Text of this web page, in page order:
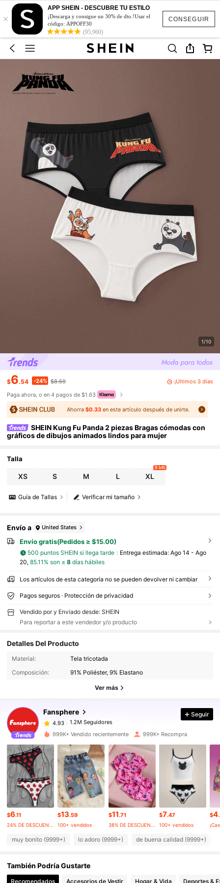
CONSEGUIR
×
APP SHEIN - DESCUBRE TU ESTILO
¡Descarga y consigue un 30% de dto.!Usar el
código: APPOFF30
(95,960)
1/10
$6.54 -24% $8.59
¡Últimos 3 días
Paga ahora, o en 4 pagos de $1.63
Ahorra $0.33en este artículo después de unirte.
SHEIN Kung Fu Panda 2 piezas Bragas cómodas con
gráficos de dibujos animados lindos para mujer
Talla
XS S M L XL
8 left
Verificar mi tamaño
Guía de Tallas
Envío a United States
Envío gratis(Pedidos ≥ $15.00)
500 puntos SHEIN si llega tarde Entrega estimada: Ago 14 - Ago
20, 85.11% son ≤ 8días hábiles
Los artículos de esta categoría no se pueden devolver ni cambiar
Pagos seguros · Protección de privacidad
Vendido por y Enviado desde: SHEIN
Para reportar a este vendedor y/o producto
Detalles Del Producto
Material:
Tela tricotada
Composición:
91% Poliéster, 9% Elastano
Ver más
Fansphere
1.2M Seguidores
1.2M Seguidores
4.93 1.2M Seguidores
1.2M Seguidores
4.93 1.2M Seguidores
4.93 1.2M Seguidores
4.93
Seguir
999K+ Vendido recientemente 999K+ Recompra
$6.11
24% DE DESCUENTO
$13.59
100+ vendidos
$11.71
38% DE DESCUENTO
$7.47
100+ vendidos
$4
muy bonito (9999+) lo adoro (9999+) de buena calidad (9999+)
También Podría Gustarte
Recomendados Accesorios de Vestir Hogar & Vida Deportes &